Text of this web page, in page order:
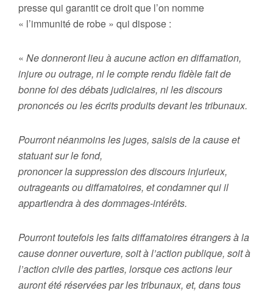
presse qui garantit ce droit que l’on nomme
« l’immunité de robe » qui dispose :
« Ne donneront lieu à aucune action en diffamation,
injure ou outrage, ni le compte rendu fidèle fait de
bonne foi des débats judiciaires, ni les discours
prononcés ou les écrits produits devant les tribunaux.
Pourront néanmoins les juges, saisis de la cause et
statuant sur le fond,
prononcer la suppression des discours injurieux,
outrageants ou diffamatoires, et condamner qui il
appartiendra à des dommages-intérêts.
Pourront toutefois les faits diffamatoires étrangers à la
cause donner ouverture, soit à l’action publique, soit à
l’action civile des parties, lorsque ces actions leur
auront été réservées par les tribunaux, et, dans tous